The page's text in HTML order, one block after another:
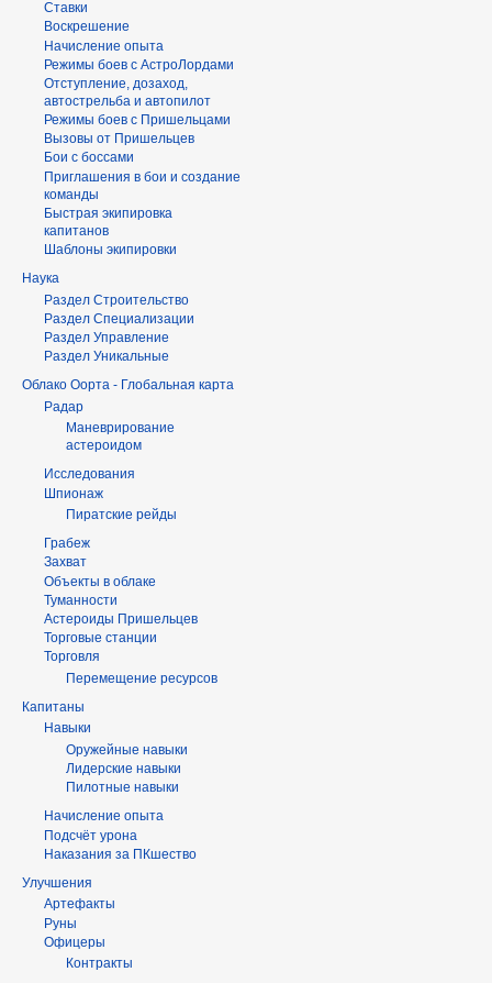
Ставки
Воскрешение
Начисление опыта
Режимы боев с АстроЛордами
Отступление, дозаход,
автострельба и автопилот
Режимы боев с Пришельцами
Вызовы от Пришельцев
Бои с боссами
Приглашения в бои и создание
команды
Быстрая экипировка
капитанов
Шаблоны экипировки
Наука
Раздел Строительство
Раздел Специализации
Раздел Управление
Раздел Уникальные
Облако Оорта - Глобальная карта
Радар
Маневрирование
астероидом
Исследования
Шпионаж
Пиратские рейды
Грабеж
Захват
Объекты в облаке
Туманности
Астероиды Пришельцев
Торговые станции
Торговля
Перемещение ресурсов
Капитаны
Навыки
Оружейные навыки
Лидерские навыки
Пилотные навыки
Начисление опыта
Подсчёт урона
Наказания за ПКшество
Улучшения
Артефакты
Руны
Офицеры
Контракты